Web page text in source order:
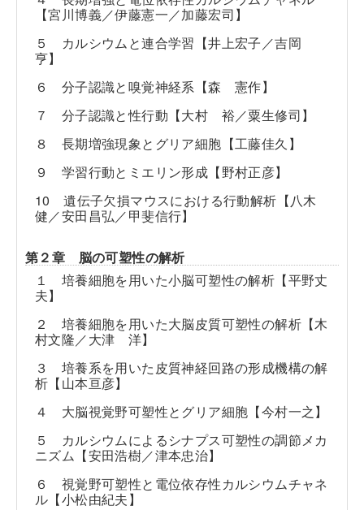
【宮川博義／伊藤憲一／加藤宏司】
５ カルシウムと連合学習【井上宏子／吉岡
亨】
６ 分子認識と嗅覚神経系【森 憲作】
７ 分子認識と性行動【大村 裕／粟生修司】
８ 長期増強現象とグリア細胞【工藤佳久】
９ 学習行動とミエリン形成【野村正彦】
10 遺伝子欠損マウスにおける行動解析【八木
健／安田昌弘／甲斐信行】
第２章 脳の可塑性の解析
１ 培養細胞を用いた小脳可塑性の解析【平野丈
夫】
２ 培養細胞を用いた大脳皮質可塑性の解析【木
村文隆／大津 洋】
３ 培養系を用いた皮質神経回路の形成機構の解
析【山本亘彦】
４ 大脳視覚野可塑性とグリア細胞【今村一之】
５ カルシウムによるシナプス可塑性の調節メカ
ニズム【安田浩樹／津本忠治】
６ 視覚野可塑性と電位依存性カルシウムチャネ
ル【小松由紀夫】